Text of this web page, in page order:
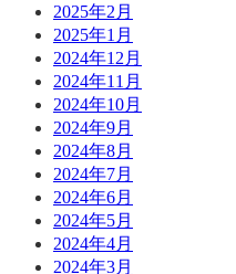
2025年2月
2025年1月
2024年12月
2024年11月
2024年10月
2024年9月
2024年8月
2024年7月
2024年6月
2024年5月
2024年4月
2024年3月